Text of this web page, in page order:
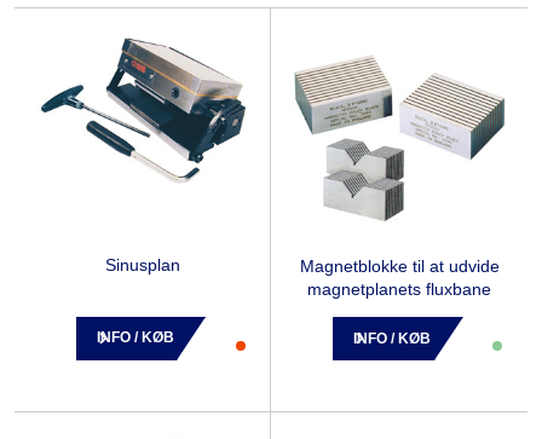
Sinusplan
INFO / KØB
Magnetblokke til at udvide
magnetplanets fluxbane
INFO / KØB